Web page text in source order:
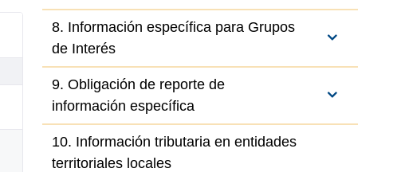
del elemento
8. Información específica para Grupos
de Interés
9. Obligación de reporte de
información específica
10. Información tributaria en entidades
territoriales locales